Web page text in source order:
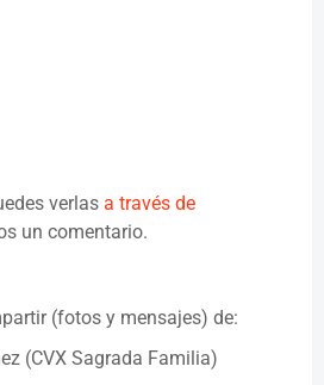
verlas a través de
un comentario.
(fotos y mensajes) de:
(CVX Sagrada Familia)